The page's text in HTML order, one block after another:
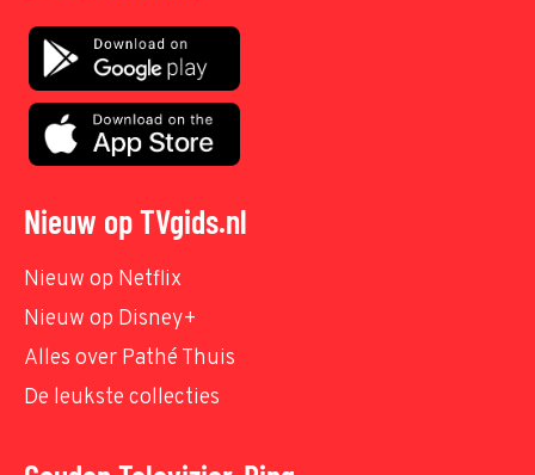
Nieuw op TVgids.nl
Nieuw op Netflix
Nieuw op Disney+
Alles over Pathé Thuis
De leukste collecties